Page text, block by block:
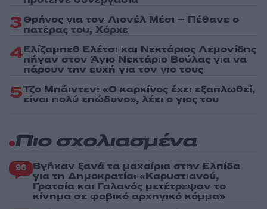
3Θρήνος για τον Λιονέλ Μέσι – Πέθανε ο
πατέρας του, Χόρχε
4Ελίζαμπεθ Ελέτσι και Νεκτάριος Λεμονίδης
πήγαν στον Άγιο Νεκτάριο Βούλας για να
πάρουν την ευχή για τον γιο τους
5Τζο Μπάιντεν: «Ο καρκίνος έχει εξαπλωθεί,
είναι πολύ επώδυνο», λέει ο γιος του
Πιο σχολιασμένα
96 Βγήκαν ξανά τα μαχαίρια στην Ελπίδα
για τη Δημοκρατία: «Καρυστιανού,
Γρατσία και Γαλανός μετέτρεψαν το
κίνημα σε φοβικό αρχηγικό κόμμα»